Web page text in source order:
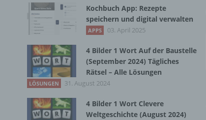
Kochbuch App: Rezepte
speichern und digital verwalten
APPS 03. April 2025
4 Bilder 1 Wort Auf der Baustelle
(September 2024) Tägliches
Rätsel – Alle Lösungen
LÖSUNGEN 31. August 2024
4 Bilder 1 Wort Clevere
Weltgeschichte (August 2024)